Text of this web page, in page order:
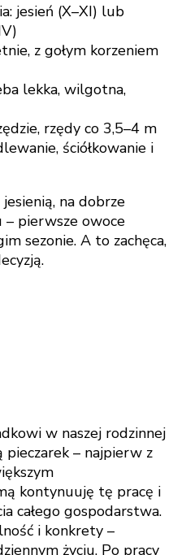
jesień (X–XI) lub
z gołym korzeniem
lekka, wilgotna,
rzędy co 3,5–4 m
ściółkowanie i
na dobrze
pierwsze owoce
sezonie. A to zachęca,
w naszej rodzinnej
– najpierw z
kontynuuję tę pracę i
całego gospodarstwa.
i konkrety –
życiu. Po pracy